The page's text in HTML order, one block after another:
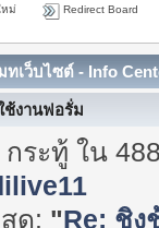
หม่ Redirect Board
ทเว็บไซต์ - Info
ช้งานฟอรั่ม
กระทู้ ใน
ด: "Re: ชิง